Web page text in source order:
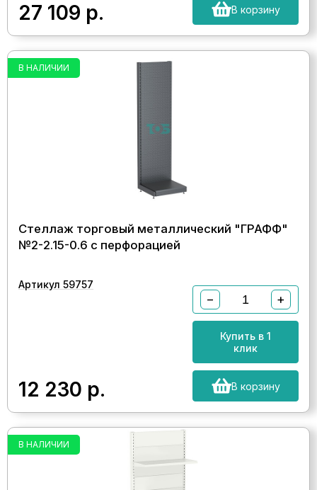
27 109 р. В корзину
В НАЛИЧИИ
Стеллаж торговый металлический "ГРАФФ"
№2-2.15-0.6 с перфорацией
Артикул 59757
12 230 р.
− +
Купить в 1
клик
В корзину
В НАЛИЧИИ